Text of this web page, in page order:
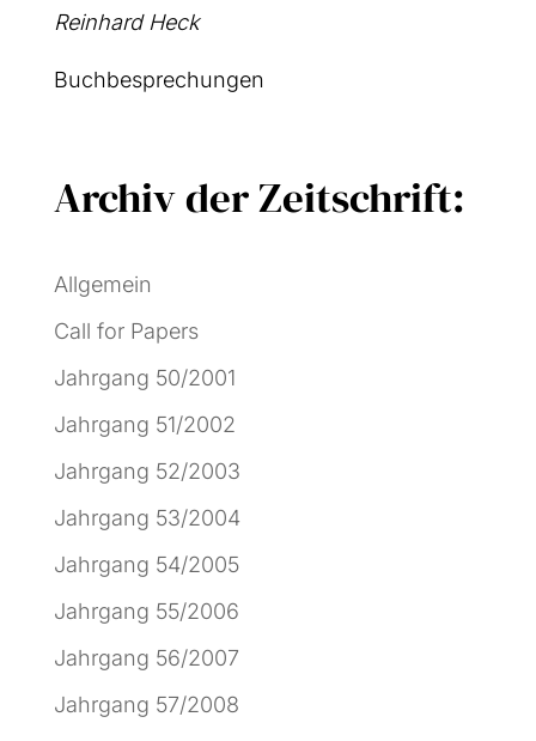
Rein­hard Heck
Buch­be­spre­chun­gen
Archiv der Zeitschrift:
Allgemein
Call for Papers
Jahrgang 50/2001
Jahrgang 51/2002
Jahrgang 52/2003
Jahrgang 53/2004
Jahrgang 54/2005
Jahrgang 55/2006
Jahrgang 56/2007
Jahrgang 57/2008